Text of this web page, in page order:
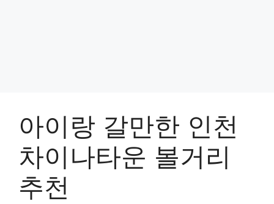
아이랑 갈만한 인천
차이나타운 볼거리
추천